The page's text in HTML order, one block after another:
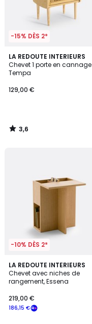
-15% DÈS 2*
LA REDOUTE INTERIEURS
Chevet 1 porte en cannage
Tempa
129,00 €
3,6
/ 5
3,6
/
-10% DÈS 2*
LA REDOUTE INTERIEURS
Chevet avec niches de
rangement, Essena
186,15 €
219,00 €
5
/
5